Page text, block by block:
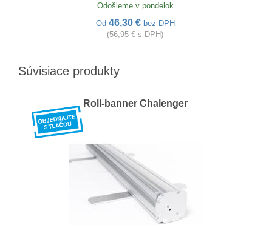
Odošleme v pondelok
Od 46,30 € bez DPH
(56,95 € s DPH)
Súvisiace produkty
Roll-banner Chalenger